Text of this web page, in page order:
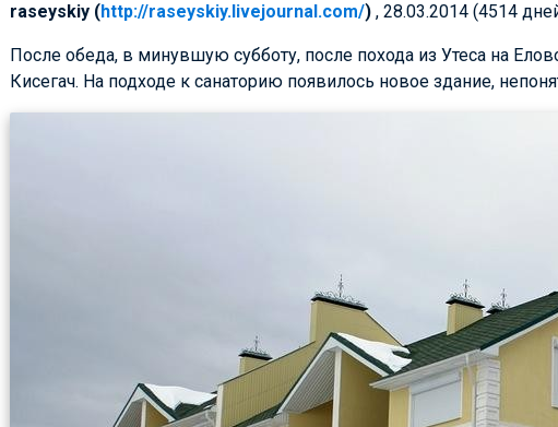
raseyskiy (http://raseyskiy.livejournal.com/) , 28.03.2014 (4514
После обеда, в минувшую субботу, после похода из Утеса на
Кисегач. На подходе к санаторию появилось новое здание,